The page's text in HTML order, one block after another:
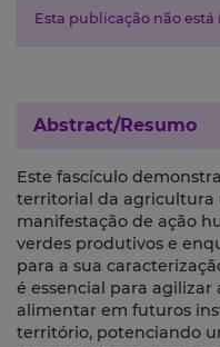
Esta publicação não
Abstract/Resumo
Este fascículo
territorial da agricultura
manifestação de ação
verdes produtivos e
para a sua
é essencial para
alimentar em futuros
território, potenciando